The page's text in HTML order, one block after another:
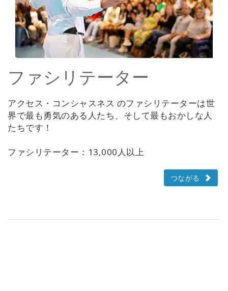
ファシリテーター
アクセス・コンシャスネス のファシリテーターは世
界で最も勇気のある人たち、そして最もおかしな人
たちです！
ファシリテーター：13,000人以上
つながる